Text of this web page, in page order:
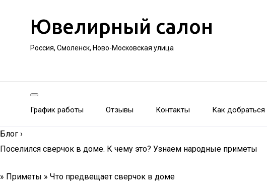
Ювелирный салон
Россия, Смоленск, Ново-Московская улица
График работы Отзывы Контакты Как добраться
Блог ›
Поселился сверчок в доме. К чему это? Узнаем народные приметы
» Приметы » Что предвещает сверчок в доме